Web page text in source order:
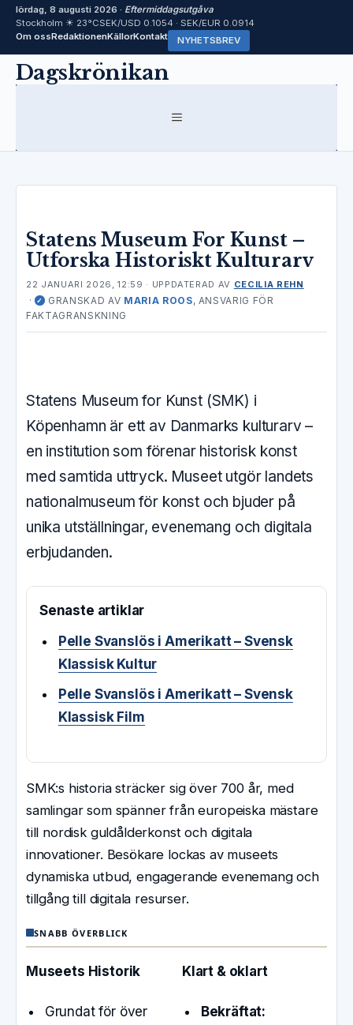
lördag, 8 augusti 2026 · Eftermiddagsutgåva
Stockholm ☀ 23°CSEK/USD 0.1054 · SEK/EUR 0.0914
Om ossRedaktionenKällorKontakt NYHETSBREV
HoppaDagskrönikan
MENY
Statens Museum For Kunst –
Utforska Historiskt Kulturarv
22 JANUARI 2026, 12:59 · UPPDATERAD AV CECILIA REHN
· ✓ GRANSKAD AV MARIA ROOS, ANSVARIG FÖR
FAKTAGRANSKNING
Statens Museum for Kunst (SMK) i
Köpenhamn är ett av Danmarks kulturarv –
en institution som förenar historisk konst
med samtida uttryck. Museet utgör landets
nationalmuseum för konst och bjuder på
unika utställningar, evenemang och digitala
erbjudanden.
Senaste artiklar
Pelle Svanslös i Amerikatt – Svensk
Klassisk Kultur
Pelle Svanslös i Amerikatt – Svensk
Klassisk Film
SMK:s historia sträcker sig över 700 år, med
samlingar som spänner från europeiska mästare
till nordisk guldålderkonst och digitala
innovationer. Besökare lockas av museets
dynamiska utbud, engagerande evenemang och
tillgång till digitala resurser.
SNABB ÖVERBLICK
Museets Historik
Grundat för över
Klart & oklart
Bekräftat: